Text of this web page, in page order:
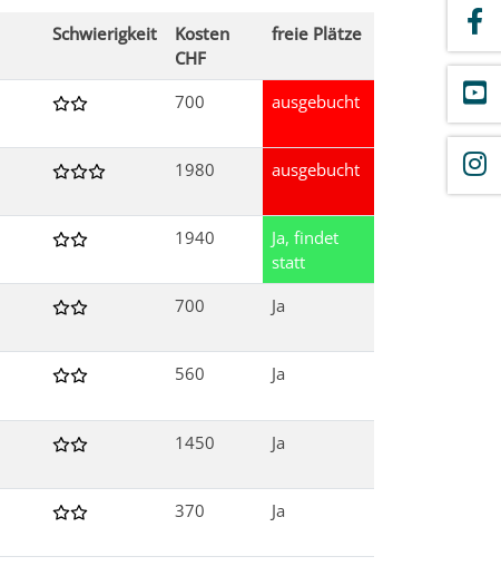
Schwierigkeit
Kosten
CHF
freie Plätze
700 ausgebucht
1980 ausgebucht
1940
Ja, findet
statt
700 Ja
560 Ja
1450 Ja
370 Ja